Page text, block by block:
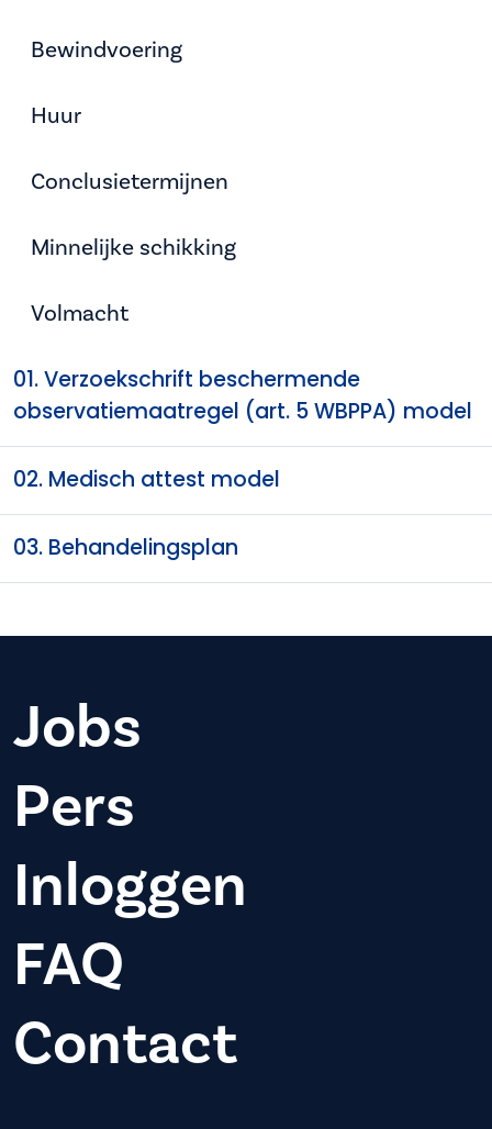
Bewindvoering
Huur
Conclusietermijnen
Minnelijke schikking
Volmacht
01. Verzoekschrift beschermende
observatiemaatregel (art. 5 WBPPA) model
02. Medisch attest model
03. Behandelingsplan
Jobs
Pers
Inloggen
FAQ
Contact